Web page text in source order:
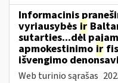
Informacinis
vyriausybės ir
sutarties...dėl
apmokestinimo ir
išvengimo
Web turinio sąrašas